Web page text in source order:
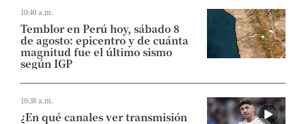
10:40 a.m.
Temblor en Perú hoy, sábado 8
de agosto: epicentro y de cuánta
magnitud fue el último sismo
según IGP
10:38 a.m.
¿En qué canales ver transmisión